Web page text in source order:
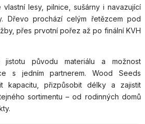
lesy, pilnice, sušárny i navazující
Dřevo prochází celým řetězcem pod
přes prvotní pořez až po finální KVH
původu materiálu a možnost
s jedním partnerem. Wood Seeds
kapacitu, přizpůsobit délky a zajistit
sortimentu – od rodinných domů